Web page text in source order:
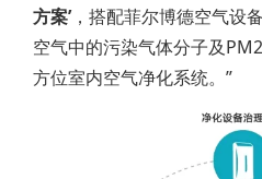
方案’，搭配菲尔博德空气设
空气中的污染气体分子及
方位室内空气净化系统。”